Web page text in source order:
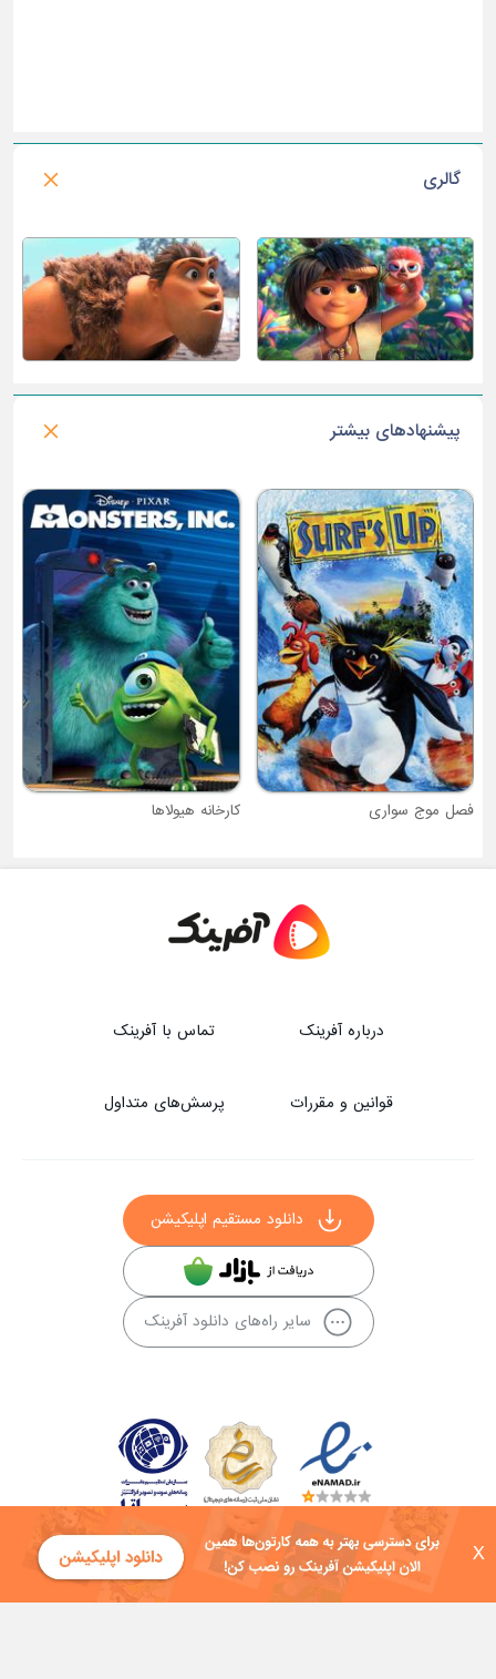
X
گالری
پیشنهادهای بیشتر
فصل موج سواری کارخانه هیولاها
درباره آفرینک تماس با آفرینک
قوانین و مقررات پرسش‌های متداول
دانلود مستقیم اپلیکیشن
سایر راه‌های دانلود آفرینک
کلیه حقوق این سایت به شرکت توسعه فناوی هفت آسمان توکان تعلق دارد و